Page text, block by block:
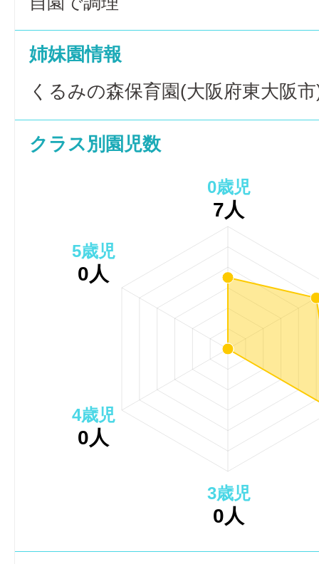
姉妹園情報
くるみの森保育園(大阪府東大阪
クラス別園児数
0歳児
7人
3歳児
0人
4歳児
0人
5歳児
0人